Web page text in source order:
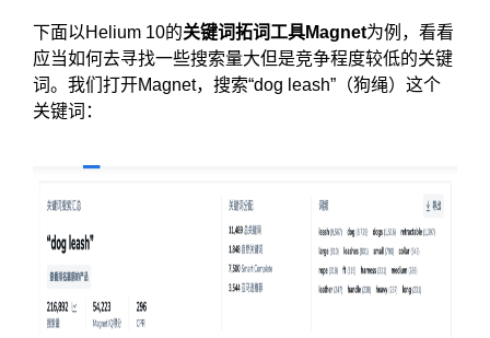
下面以Helium 10的关键词拓词工具Magnet为例，看看
应当如何去寻找一些搜索量大但是竞争程度较低的关键
词。我们打开Magnet，搜索“dog leash”（狗绳）这个
关键词：